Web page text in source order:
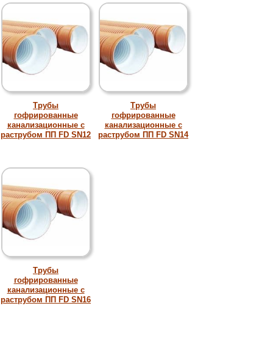
Трубы
гофрированные
канализационные с
раструбом ПП FD SN12
Трубы
гофрированные
канализационные с
раструбом ПП FD SN14
Трубы
гофрированные
канализационные с
раструбом ПП FD SN16